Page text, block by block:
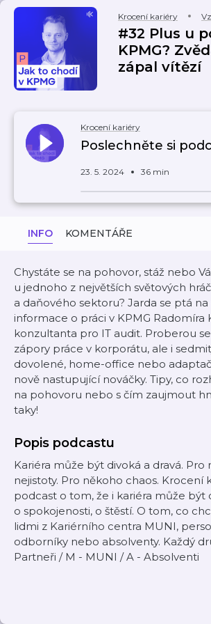
Krocení kariéry
#32 Plus u
KPMG?
zápal vítězí
Krocení kariéry
Poslechněte si
23. 5. 2024 36 min
INFO KOMENTÁŘE
Chystáte se na pohovor, stáž nebo
u jednoho z největších světových
a daňového sektoru? Jarda se ptá
informace o práci v KPMG Radomíra
konzultanta pro IT audit. Proberou
zápory práce v korporátu, ale i
dovolené, home-office nebo
nově nastupující nováčky. Tipy, co
na pohovoru nebo s čím zaujmout
taky!
Popis podcastu
Kariéra může být divoká a dravá. Pro
nejistoty. Pro někoho chaos. Krocení
podcast o tom, že i kariéra může být
o spokojenosti, o štěstí. O tom, co
lidmi z Kariérního centra MUNI,
odborníky nebo absolventy. Každý
Partneři / M - MUNI / A - Absolventi